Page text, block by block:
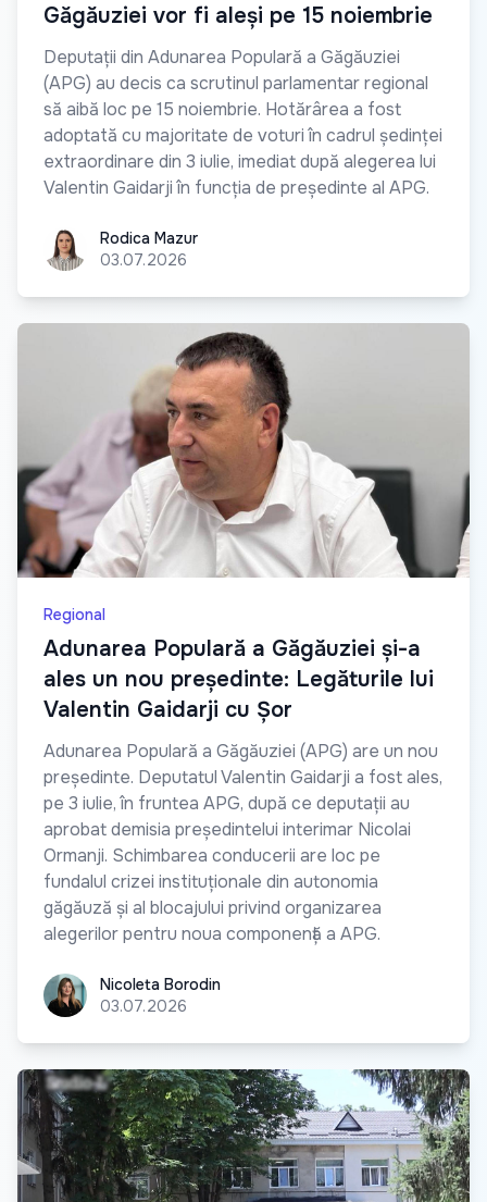
Găgăuziei vor fi aleși pe 15 noiembrie
Deputații din Adunarea Populară a Găgăuziei
(APG) au decis ca scrutinul parlamentar regional
să aibă loc pe 15 noiembrie. Hotărârea a fost
adoptată cu majoritate de voturi în cadrul ședinței
extraordinare din 3 iulie, imediat după alegerea lui
Valentin Gaidarji în funcția de președinte al APG.
Rodica MazurRodica Mazur
03.07.2026
Regional
Adunarea Populară a Găgăuziei și-a
ales un nou președinte: Legăturile lui
Valentin Gaidarji cu Șor
Adunarea Populară a Găgăuziei (APG) are un nou
președinte. Deputatul Valentin Gaidarji a fost ales,
pe 3 iulie, în fruntea APG, după ce deputații au
aprobat demisia președintelui interimar Nicolai
Ormanji. Schimbarea conducerii are loc pe
fundalul crizei instituționale din autonomia
găgăuză și al blocajului privind organizarea
alegerilor pentru noua componență a APG.
Nicoleta Borodin
Nicoleta Borodin
03.07.2026